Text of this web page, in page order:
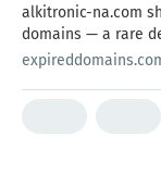
alkitronic-na.com
domains — a rare